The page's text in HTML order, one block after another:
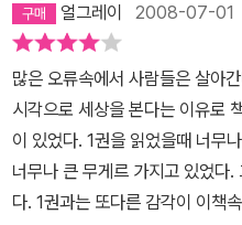
들의 입장을 대변하는 후보들에
다. 그러니 그들은 그런 일이 없
도록 하는 거죠. 국민을 통제하는
는 공포를 주는 것이고 둘째는
받고 건강하고 자신감 넘치는 국
래서 어떤 사람들을 대하는 특별
도 안 되고 건강해도 안 되고' '사
의 공격으로 400여 척에 가까운
명의 사상자가 발생했지만, 정작
합군 항공모함은 한 대도 침몰되지 않았다. 사실 가
합군에 대해 직접적인 피해를 입
에 몰린 일본군 수뇌부가 자국민
하기 위해 선택한 상징적 자해
자위대의 총병력은 26만 3,000
형을 대하는 태도를 각각 다르게
인형을 치고 때리고 노는 모습, 인
습, 그리고 마지막으로 무관심한
거였는데 결과는 정말 대단했다.
명 중 7명은 들어가자 마자 인형
서 노는 모습을 보여준데 비해
본 아이들 중에서는 폭력적으로
영국병을 치유해서 도약을 이룬
고쳐야 한다. 고 주장하며 한국형
근혜 전 대표의 미니 홈페이지
혜이즘'을 의미한다고 한다.
참...나쁜데 뭐라 말로 할수가 없
그렇게 중요한걸까.분명 중요한
해야할국정원 국정조사 같은것
얼그레이 2008-07-01
많은 오류속에서 사람들은 살아
시각으로 세상을 본다는 이유로
이 있었다. 1권을 읽었을때 너무
너무나 큰 무게르 가지고 있었다
다. 1권과는 또다른 감각이 이책